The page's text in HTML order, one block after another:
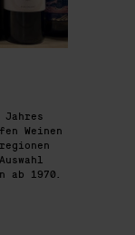
Jahres
Weinen
ab 1970.